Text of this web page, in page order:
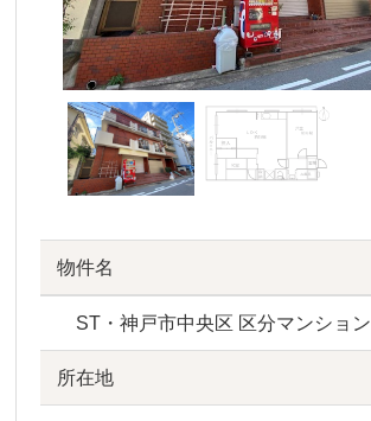
物件名
ST・神戸市中央区 区分マンション
所在地